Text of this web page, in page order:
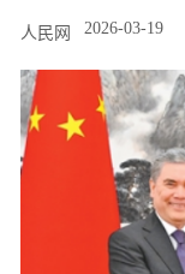
人民网 2026-03-19